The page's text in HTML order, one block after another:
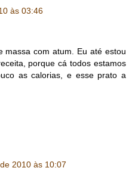
às 03:46
massa com atum. Eu até estou
porque cá todos estamos
as calorias, e esse prato a
2010 às 10:07